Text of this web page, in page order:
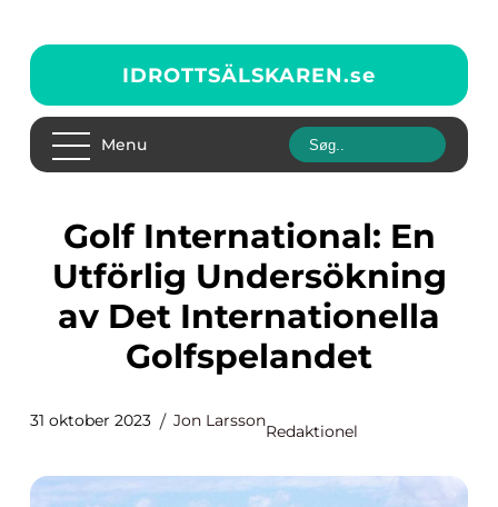
IDROTTSÄLSKAREN.se
Menu
Golf International: En
Utförlig Undersökning
av Det Internationella
Golfspelandet
31 oktober 2023 Jon Larsson
Redaktionel